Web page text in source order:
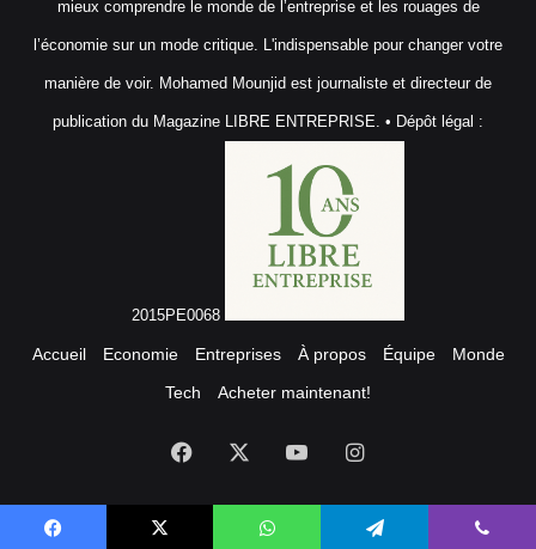
mieux comprendre le monde de l’entreprise et les rouages de
l’économie sur un mode critique. L'indispensable pour changer votre
manière de voir. Mohamed Mounjid est journaliste et directeur de
publication du Magazine LIBRE ENTREPRISE. • Dépôt légal :
2015PE0068
Accueil Economie Entreprises À propos Équipe
Monde
Tech
Acheter maintenant!
Facebook YouTubeInstagram